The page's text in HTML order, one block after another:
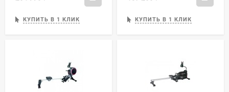
КУПИТЬ В 1 КЛИК КУПИТЬ В 1 КЛИК